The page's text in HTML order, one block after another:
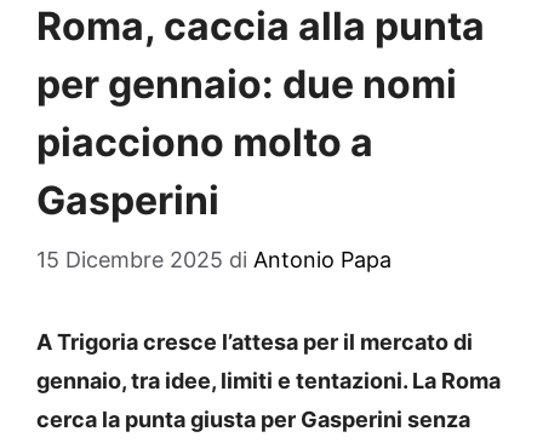
Roma, caccia alla punta
per gennaio: due nomi
piacciono molto a
Gasperini
15 Dicembre 2025 di Antonio Papa
A Trigoria cresce l’attesa per il mercato di
gennaio, tra idee, limiti e tentazioni. La Roma
cerca la punta giusta per Gasperini senza